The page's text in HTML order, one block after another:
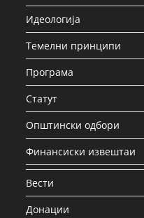
Идеологија
Темелни принципи
Програма
Статут
Општински одбори
Финансиски извештаи
Вести
Донации